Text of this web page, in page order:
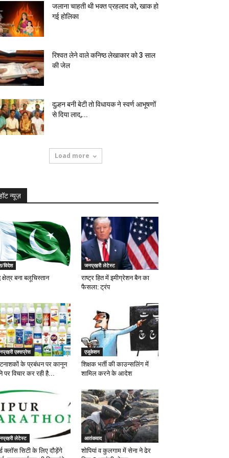
जलाना चाहती थी भक्त प्रहलाद को, खाक हो
गई होलिका
रिश्वत लेने वाले कनिष्ठ लेखाकार को 3 साल
की जेल
दुल्हन बनी बेटी तो विधायक ने स्वर्ण आभूषणों
से दिया लाद,...
Load more
न्यूज़
विदेश
क्षेत्र बना बलूचिस्तान
जनप्रहरी लेटेस्ट
राष्ट्र हित में इमीग्रेशन बैन का
फैसला: ट्रंप
एक्सप्रेस
के प्रबंधन पर कानून
पर विचार कर रही है...
एजुकेशन
शिक्षक भर्ती की काउन्सलिंग में
शामिल करने के आदेश
लेटेस्ट
क्लॉस सिटी के लिए दौड़ेंगे
आतंकवाद
शोपियां व कुलगाम में सेना ने ढेर